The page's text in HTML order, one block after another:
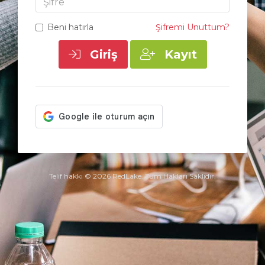
Beni hatırla Şifremi Unuttum?
Giriş Kayıt
Telif hakkı © 2026 RedLake. Tüm Hakları Saklıdır.